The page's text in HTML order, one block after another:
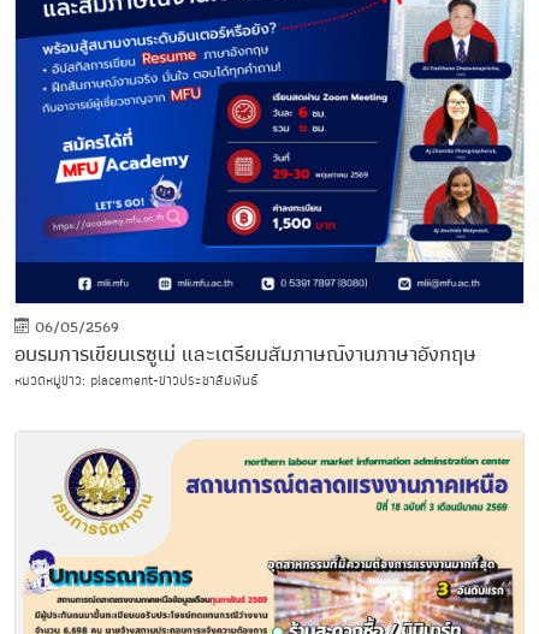
06/05/2569
อบรมการเขียนเรซูเม่ และเตรียมสัมภาษณ์งานภาษาอังกฤษ
หมวดหมู่ข่าว: placement-ข่าวประชาสัมพันธ์